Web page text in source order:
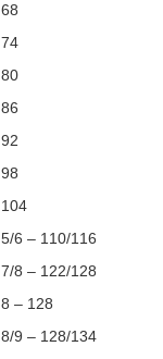
68
74
80
86
92
98
104
5/6 – 110/116
7/8 – 122/128
8 – 128
8/9 – 128/134